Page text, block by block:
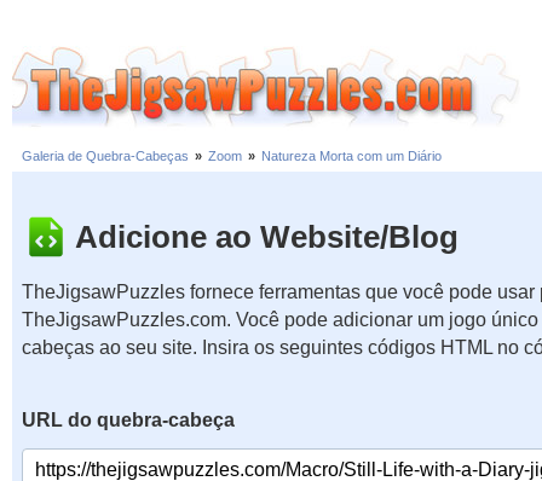
Galeria de Quebra-Cabeças » Zoom » Natureza Morta com um Diário
Adicione ao Website/Blog
TheJigsawPuzzles fornece ferramentas que você pode usar
TheJigsawPuzzles.com. Você pode adicionar um jogo
cabeças ao seu site. Insira os seguintes códigos HTML no
URL do quebra-cabeça